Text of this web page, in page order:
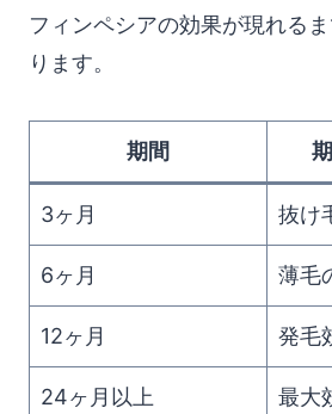
フィンペシアの効果が現れる
ります。
期間
3ヶ月 抜け
6ヶ月 薄毛
12ヶ月 発毛
24ヶ月以上 最大